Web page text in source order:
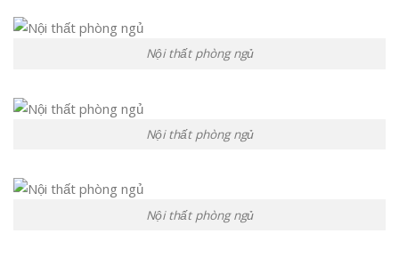
Nội thất phòng ngủ
Nội thất phòng ngủ
Nội thất phòng ngủ